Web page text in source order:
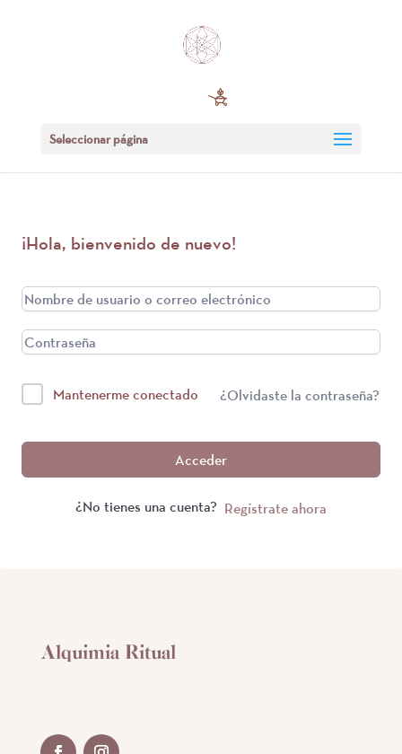
Seleccionar página
¡Hola, bienvenido de nuevo!
Mantenerme conectado ¿Olvidaste la contraseña?
Acceder
¿No tienes una cuenta? Regístrate ahora
Alquimia Ritual